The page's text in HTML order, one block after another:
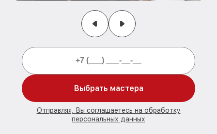
Выбрать мастера
Отправляя, Вы соглашаетесь на обработку
персональных данных